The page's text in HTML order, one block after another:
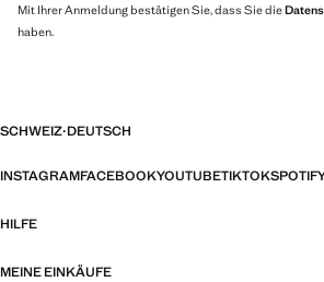
Mit Ihrer Anmeldung bestätigen Sie, dass Sie die
haben.
SCHWEIZ·DEUTSCH
INSTAGRAMFACEBOOKYOUTUBETIKTOK
HILFE
MEINE EINKÄUFE